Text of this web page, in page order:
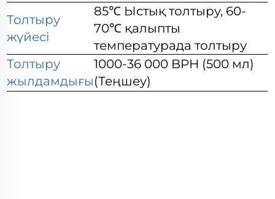
Толтыру
жүйесі
85℃ Ыстық толтыру, 60-
70℃ қалыпты
температурада толтыру
Толтыру
жылдамдығы
1000-36 000 BPH (500 мл)
(Теңшеу)